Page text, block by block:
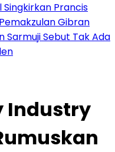
Singkirkan Prancis
Gibran
Sarmuji Sebut Tak Ada
Industry